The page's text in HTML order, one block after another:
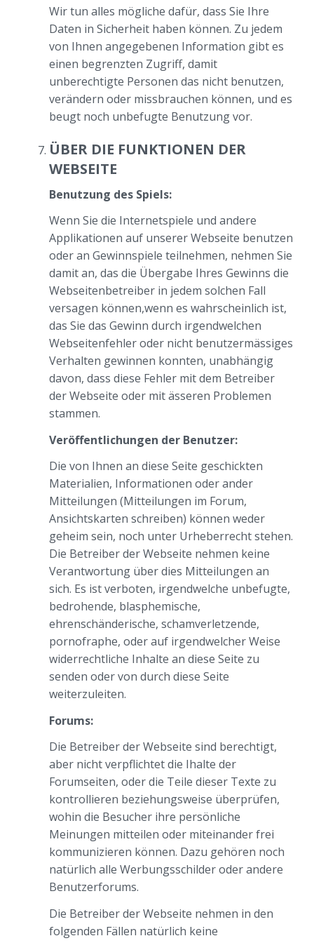
Wir tun alles mögliche dafür, dass Sie Ihre
Daten in Sicherheit haben können. Zu jedem
von Ihnen angegebenen Information gibt es
einen begrenzten Zugriff, damit
unberechtigte Personen das nicht benutzen,
verändern oder missbrauchen können, und es
beugt noch unbefugte Benutzung vor.
ÜBER DIE FUNKTIONEN DER
WEBSEITE
Benutzung des Spiels:
Wenn Sie die Internetspiele und andere
Applikationen auf unserer Webseite benutzen
oder an Gewinnspiele teilnehmen, nehmen Sie
damit an, das die Übergabe Ihres Gewinns die
Webseitenbetreiber in jedem solchen Fall
versagen können,wenn es wahrscheinlich ist,
das Sie das Gewinn durch irgendwelchen
Webseitenfehler oder nicht benutzermässiges
Verhalten gewinnen konnten, unabhängig
davon, dass diese Fehler mit dem Betreiber
der Webseite oder mit ässeren Problemen
stammen.
Veröffentlichungen der Benutzer:
Die von Ihnen an diese Seite geschickten
Materialien, Informationen oder ander
Mitteilungen (Mitteilungen im Forum,
Ansichtskarten schreiben) können weder
geheim sein, noch unter Urheberrecht stehen.
Die Betreiber der Webseite nehmen keine
Verantwortung über dies Mitteilungen an
sich. Es ist verboten, irgendwelche unbefugte,
bedrohende, blasphemische,
ehrenschänderische, schamverletzende,
pornofraphe, oder auf irgendwelcher Weise
widerrechtliche Inhalte an diese Seite zu
senden oder von durch diese Seite
weiterzuleiten.
Forums:
Die Betreiber der Webseite sind berechtigt,
aber nicht verpflichtet die Ihalte der
Forumseiten, oder die Teile dieser Texte zu
kontrollieren beziehungsweise überprüfen,
wohin die Besucher ihre persönliche
Meinungen mitteilen oder miteinander frei
kommunizieren können. Dazu gehören noch
natürlich alle Werbungsschilder oder andere
Benutzerforums.
Die Betreiber der Webseite nehmen in den
folgenden Fällen natürlich keine